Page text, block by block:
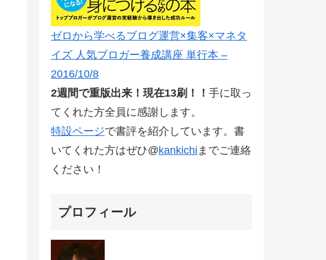
ゼロから学べるブログ運営×集客×マネタ
イズ 人気ブロガー養成講座 単行本 –
2016/10/8
2週間で重版出来！現在13刷！！ 手に取っ
てくれた方全員に感謝します。
特設ページで書評を紹介しています。書
いてくれた方はぜひ@kankichi までご連絡
ください！
プロフィール